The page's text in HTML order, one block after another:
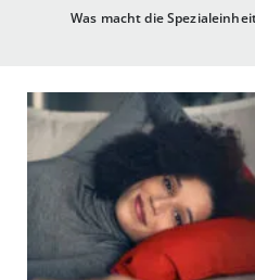
Was macht die